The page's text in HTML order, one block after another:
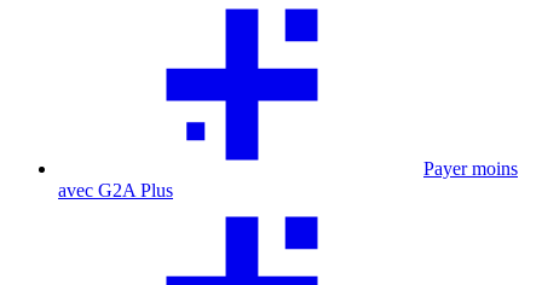
Payer moins
avec G2A Plus